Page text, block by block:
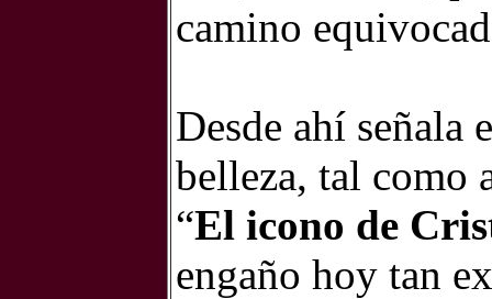
camino
Desde ahí señala
belleza, tal como
“El icono de
engaño hoy tan